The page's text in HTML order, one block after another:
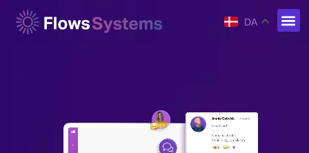
DA